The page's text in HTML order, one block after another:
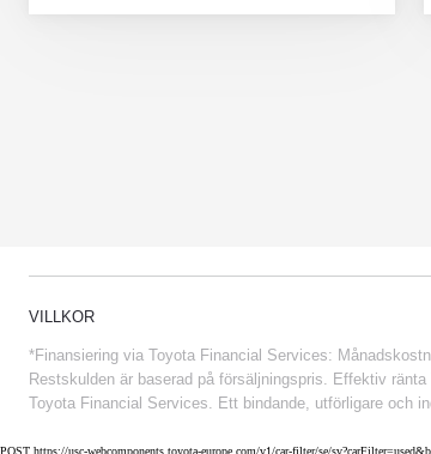
VILLKOR
*Finansiering via Toyota Financial Services:
Restskulden är baserad på försäljningspris. Effektiv
Toyota Financial Services. Ett bindande, utförligare och
POST https://usc-webcomponents.toyota-europe.com/v1/car-filter/se/